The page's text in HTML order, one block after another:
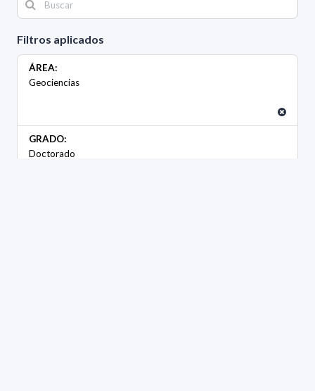
Filtros aplicados
ÁREA:
Geociencias
GRADO:
Doctorado